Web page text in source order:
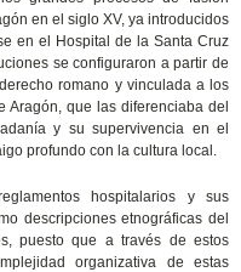
en el siglo XV, ya introducidos
en el Hospital de la Santa Cruz
se configuraron a partir de
romano y vinculada a los
Aragón, que las diferenciaba del
y su supervivencia en el
profundo con la cultura local.
hospitalarios y sus
descripciones etnográficas del
puesto que a través de estos
organizativa de estas